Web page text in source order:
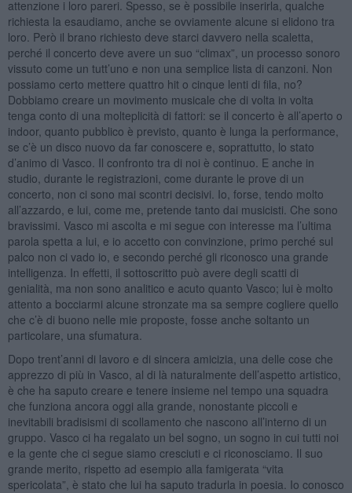
attenzione i loro pareri. Spesso, se è possibile inserirla, qualche
richiesta la esaudiamo, anche se ovviamente alcune si elidono tra
loro. Però il brano richiesto deve starci davvero nella scaletta,
perché il concerto deve avere un suo “climax”, un processo sonoro
vissuto come un tutt’uno e non una semplice lista di canzoni. Non
possiamo certo mettere quattro hit o cinque lenti di fila, no?
Dobbiamo creare un movimento musicale che di volta in volta
tenga conto di una molteplicità di fattori: se il concerto è all’aperto o
indoor, quanto pubblico è previsto, quanto è lunga la performance,
se c’è un disco nuovo da far conoscere e, soprattutto, lo stato
d’animo di Vasco. Il confronto tra di noi è continuo. E anche in
studio, durante le registrazioni, come durante le prove di un
concerto, non ci sono mai scontri decisivi. Io, forse, tendo molto
all’azzardo, e lui, come me, pretende tanto dai musicisti. Che sono
bravissimi. Vasco mi ascolta e mi segue con interesse ma l’ultima
parola spetta a lui, e io accetto con convinzione, primo perché sul
palco non ci vado io, e secondo perché gli riconosco una grande
intelligenza. In effetti, il sottoscritto può avere degli scatti di
genialità, ma non sono analitico e acuto quanto Vasco; lui è molto
attento a bocciarmi alcune stronzate ma sa sempre cogliere quello
che c’è di buono nelle mie proposte, fosse anche soltanto un
particolare, una sfumatura.
Dopo trent’anni di lavoro e di sincera amicizia, una delle cose che
apprezzo di più in Vasco, al di là naturalmente dell’aspetto artistico,
è che ha saputo creare e tenere insieme nel tempo una squadra
che funziona ancora oggi alla grande, nonostante piccoli e
inevitabili bradisismi di scollamento che nascono all’interno di un
gruppo. Vasco ci ha regalato un bel sogno, un sogno in cui tutti noi
e la gente che ci segue siamo cresciuti e ci riconosciamo. Il suo
grande merito, rispetto ad esempio alla famigerata “vita
spericolata”, è stato che lui ha saputo tradurla in poesia. Io conosco